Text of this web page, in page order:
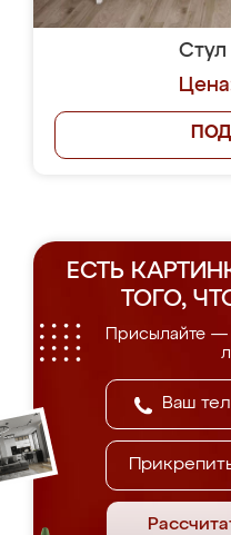
Стул
ЕСТЬ
ТОГО,
Присылайте